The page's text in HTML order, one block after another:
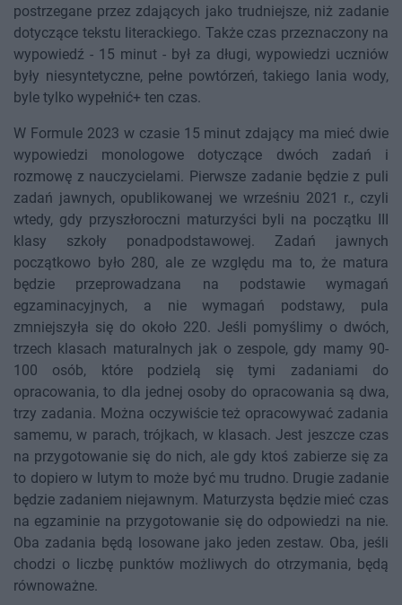
postrzegane przez zdających jako trudniejsze, niż zadanie
dotyczące tekstu literackiego. Także czas przeznaczony na
wypowiedź - 15 minut - był za długi, wypowiedzi uczniów
były niesyntetyczne, pełne powtórzeń, takiego lania wody,
byle tylko wypełnić+ ten czas.
W Formule 2023 w czasie 15 minut zdający ma mieć dwie
wypowiedzi monologowe dotyczące dwóch zadań i
rozmowę z nauczycielami. Pierwsze zadanie będzie z puli
zadań jawnych, opublikowanej we wrześniu 2021 r., czyli
wtedy, gdy przyszłoroczni maturzyści byli na początku III
klasy szkoły ponadpodstawowej. Zadań jawnych
początkowo było 280, ale ze względu ma to, że matura
będzie przeprowadzana na podstawie wymagań
egzaminacyjnych, a nie wymagań podstawy, pula
zmniejszyła się do około 220. Jeśli pomyślimy o dwóch,
trzech klasach maturalnych jak o zespole, gdy mamy 90-
100 osób, które podzielą się tymi zadaniami do
opracowania, to dla jednej osoby do opracowania są dwa,
trzy zadania. Można oczywiście też opracowywać zadania
samemu, w parach, trójkach, w klasach. Jest jeszcze czas
na przygotowanie się do nich, ale gdy ktoś zabierze się za
to dopiero w lutym to może być mu trudno. Drugie zadanie
będzie zadaniem niejawnym. Maturzysta będzie mieć czas
na egzaminie na przygotowanie się do odpowiedzi na nie.
Oba zadania będą losowane jako jeden zestaw. Oba, jeśli
chodzi o liczbę punktów możliwych do otrzymania, będą
równoważne.